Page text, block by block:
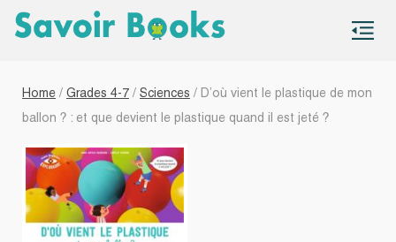
Home / Grades 4-7 / Sciences / D’où vient le plastique de mon
ballon ? : et que devient le plastique quand il est jeté ?